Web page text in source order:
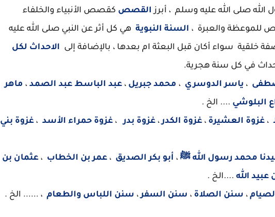
صلى الله عليه وسلم ، أبرز القصص كقصص الأنبياء والخلفاء
للموعظة والعبرة ، السنة النبوية هي كل أثر عن النبي صلى الله عليه
خلقية سواء أكان قبل البعثة ام بعدها ، بالإضافة إلى
الاحداث لكل
في كل سنة هجرية.
، ياسر الدوسري ، محمد جبريل ، عبد الباسط عبد الصمد ، ماهر
البلوشي .... الخ .
، غزوة العشيرة ، غزوة الكدر، غزوة بدر، غزوة حمراء الأسد ، غزوة بني
محمد رسول الله ﷺ ، أبو بكر الصديق ، عمر بن الخطاب ، عثمان بن
الله ....الخ .
، سنن الصلاة ، سنن السفر، سنن اللباس والطعام ، ...... الخ .